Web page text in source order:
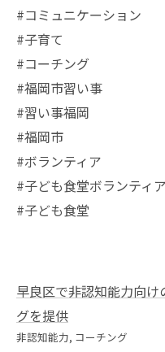
#コミュニケーション
#子育て
#コーチング
#福岡市習い事
#習い事福岡
#福岡市
#ボランティア
#子ども食堂ボランティア
#子ども食堂
早良区で非認知能力向け
グを提供
非認知能力 コーチング